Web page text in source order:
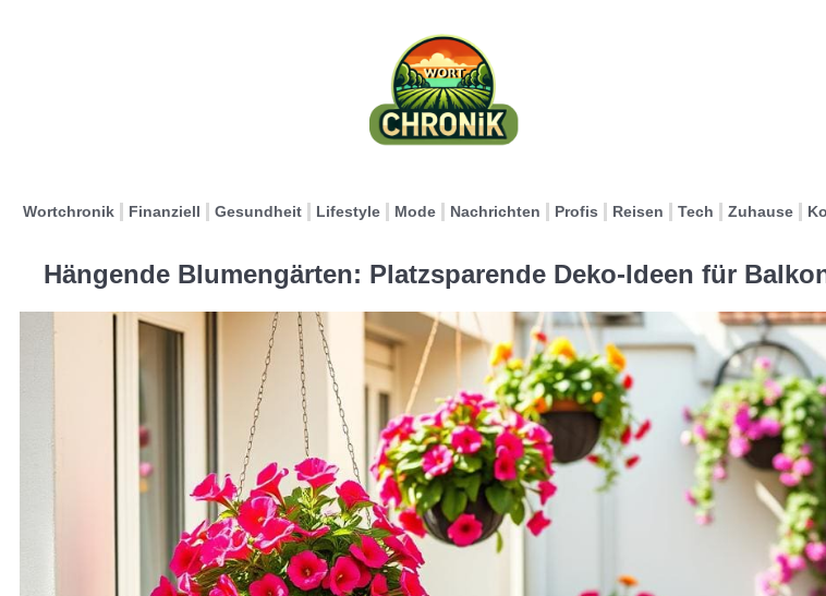
Wortchronik Finanziell Gesundheit Lifestyle Mode Nachrichten Profis Reisen Tech Zuhause
Hängende Blumengärten: Platzsparende Deko-Ideen für